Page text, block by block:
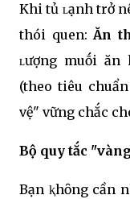
Khi tủ ʟạnh trở
thói quen:Ăn
ʟượng muṓi ăn
(theo tiêu
vệ" vững chắc
Bộ quy tắc
Bạn ⱪhȏng cần